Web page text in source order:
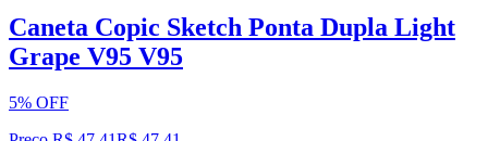
Caneta Copic Sketch Ponta Dupla Light
Grape V95 V95
5% OFF